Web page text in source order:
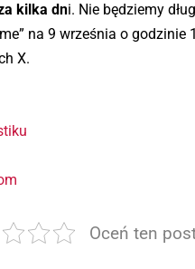
kilka dni. Nie będziemy
na 9 września o
X.
Oceń ten